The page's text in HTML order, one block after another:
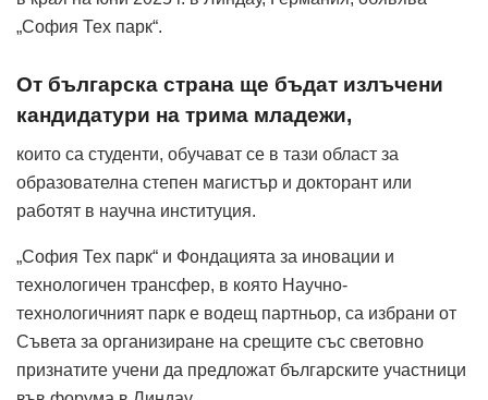
„София Тех парк“.
От българска страна ще бъдат излъчени
кандидатури на трима младежи,
които са студенти, обучават се в тази област за
образователна степен магистър и докторант или
работят в научна институция.
„София Тех парк“ и Фондацията за иновации и
технологичен трансфер, в която Научно-
технологичният парк е водещ партньор, са избрани от
Съвета за организиране на срещите със световно
признатите учени да предложат българските участници